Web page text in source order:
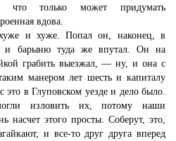
что только может придумать
вдова.
и хуже. Попал он, наконец, в
и барыню туда же впутал. Он на
грабить выезжал, — ну, и она с
манером лет шесть и капиталу
это в Глуповском уезде и дело было.
изловить их, потому наши
насчет этого просты. Соберут, это,
и все-то друг друга вперед